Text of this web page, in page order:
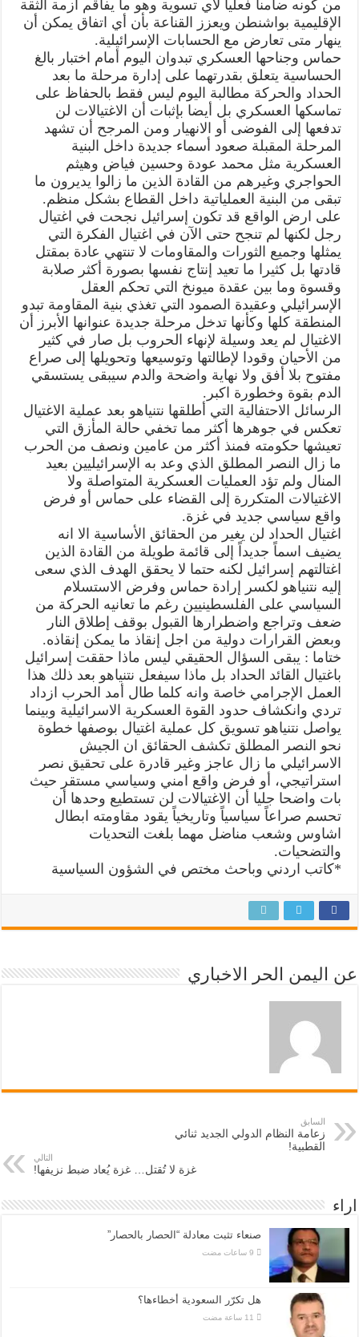
من كونه ضامنا فعليا لأي تسوية وهو ما يفاقم أزمة الثقة
الإقليمية بواشنطن ويعزز القناعة بأن أي اتفاق يمكن أن
ينهار متى تعارض مع الحسابات الإسرائيلية.
حماس وجناحها العسكري تبدوان اليوم أمام اختبار بالغ
الحساسية يتعلق بقدرتهما على إدارة مرحلة ما بعد
الحداد والحركة مطالبة اليوم ليس فقط بالحفاظ على
تماسكها العسكري بل أيضا بإثبات أن الاغتيالات لن
تدفعها إلى الفوضى أو الانهيار ومن المرجح أن تشهد
المرحلة المقبلة صعود أسماء جديدة داخل البنية
العسكرية مثل محمد عودة وحسين فياض وهيثم
الحواجري وغيرهم من القادة الذين ما زالوا يديرون ما
تبقى من البنية العملياتية داخل القطاع بشكل منظم.
على ارض الواقع قد تكون إسرائيل نجحت في اغتيال
رجل لكنها لم تنجح حتى الآن في اغتيال الفكرة التي
يمثلها وجميع الثورات والمقاومات لا تنتهي عادة بمقتل
قادتها بل كثيرا ما تعيد إنتاج نفسها بصورة أكثر صلابة
وقسوة وما بين عقدة ميونخ التي تحكم العقل
الإسرائيلي وعقيدة الصمود التي تغذي بنية المقاومة تبدو
المنطقة كلها وكأنها تدخل مرحلة جديدة عنوانها الأبرز أن
الاغتيال لم يعد وسيلة لإنهاء الحروب بل صار في كثير
من الأحيان وقودا لإطالتها وتوسيعها وتحويلها إلى صراع
مفتوح بلا أفق ولا نهاية واضحة والدم سيبقى يستسقي
الدم بقوة وخطورة اكبر.
الرسائل الاحتفالية التي أطلقها نتنياهو بعد عملية الاغتيال
تعكس في جوهرها أكثر مما تخفي حالة المأزق التي
تعيشها حكومته فمنذ أكثر من عامين ونصف من الحرب
ما زال النصر المطلق الذي وعد به الإسرائيليين بعيد
المنال ولم تؤد العمليات العسكرية المتواصلة ولا
الاغتيالات المتكررة إلى القضاء على حماس أو فرض
واقع سياسي جديد في غزة.
اغتيال الحداد لن يغير من الحقائق الأساسية الا انه
يضيف اسماً جديداً إلى قائمة طويلة من القادة الذين
اغتالتهم إسرائيل لكنه حتما لا يحقق الهدف الذي سعى
إليه نتنياهو لكسر إرادة حماس وفرض الاستسلام
السياسي على الفلسطينيين رغم ما تعانيه الحركة من
ضعف وتراجع واضطرارها القبول بوقف إطلاق النار
وبعض القرارات دولية من اجل إنقاذ ما يمكن إنقاذه.
ختاما : يبقى السؤال الحقيقي ليس ماذا حققت إسرائيل
باغتيال القائد الحداد بل ماذا سيفعل نتنياهو بعد ذلك هذا
العمل الإجرامي خاصة وانه كلما طال أمد الحرب ازداد
تردي وانكشاف حدود القوة العسكرية الاسرائيلية وبينما
يواصل نتنياهو تسويق كل عملية اغتيال بوصفها خطوة
نحو النصر المطلق تكشف الحقائق ان الجيش
الاسرائيلي ما زال عاجز وغير قادرة على تحقيق نصر
استراتيجي، أو فرض واقع امني وسياسي مستقر حيث
بات واضحا جليا أن الاغتيالات لن تستطيع وحدها أن
تحسم صراعاً سياسياً وتاريخياً يقود مقاومته ابطال
اشاوس وشعب مناضل مهما بلغت التحديات
والتضحيات.
*كاتب اردني وباحث مختص في الشؤون السياسية
عن اليمن الحر الاخباري
السابق
زعامة النظام الدولي الجديد ثنائي
القطبية!
التالي
غزة لا تُقتل… غزة يُعاد ضبط نزيفها!
اراء
صنعاء تثبت معادلة “الحصار بالحصار”
هل تكرّر السعودية أخطاءها؟